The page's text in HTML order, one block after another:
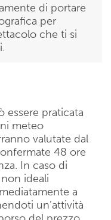
di portare
per
che ti si
essere praticata
meteo
valutate dal
48 ore
In caso di
ideali
a
un’attività